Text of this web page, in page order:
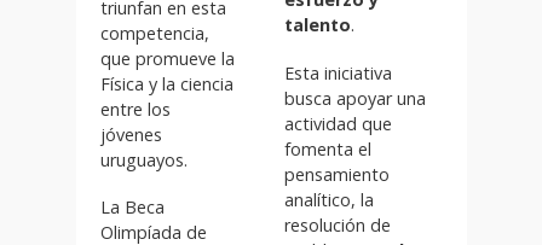
triunfan en esta
competencia,
que promueve la
Física y la ciencia
entre los
jóvenes
uruguayos.
La Beca
Olimpíada de
talento.
Esta iniciativa
busca apoyar una
actividad que
fomenta el
pensamiento
analítico, la
resolución de